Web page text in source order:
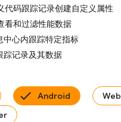
代码跟踪记录创建自定义属性
看和过滤性能数据
中心内跟踪特定指标
踪记录及其数据
Android
Web